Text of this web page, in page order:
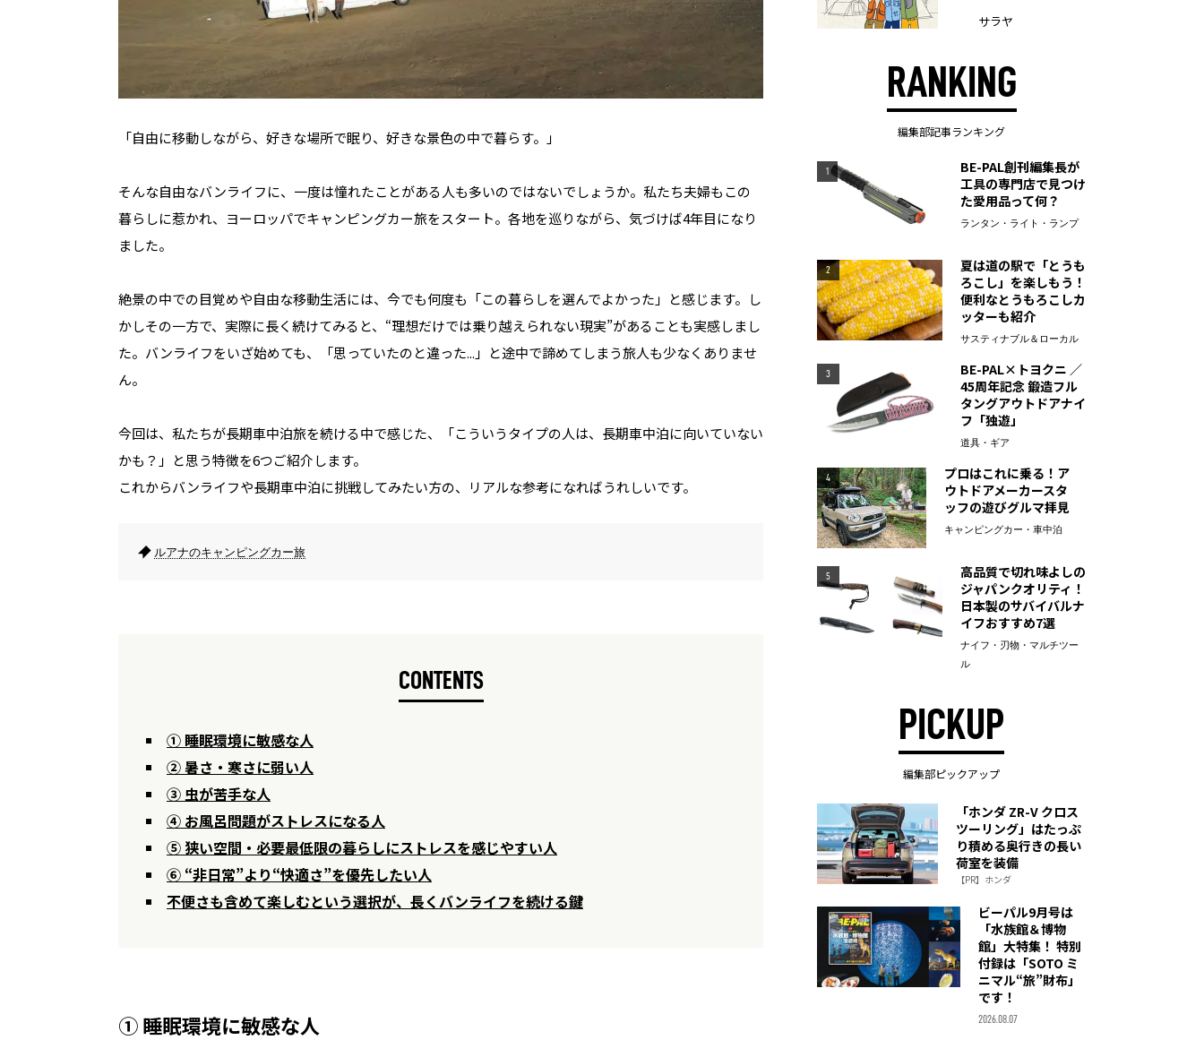
「自由に移動しながら、好きな場所で眠り、好きな景色の中で暮らす。」
そんな自由なバンライフに、一度は憧れたことがある人も多いのではないでしょうか。私たち夫婦もこの
暮らしに惹かれ、ヨーロッパでキャンピングカー旅をスタート。各地を巡りながら、気づけば4年目になり
ました。
絶景の中での目覚めや自由な移動生活には、今でも何度も「この暮らしを選んでよかった」と感じます。し
かしその一方で、実際に長く続けてみると、“理想だけでは乗り越えられない現実”があることも実感しまし
た。バンライフをいざ始めても、「思っていたのと違った...」と途中で諦めてしまう旅人も少なくありませ
ん。
今回は、私たちが長期車中泊旅を続ける中で感じた、「こういうタイプの人は、長期車中泊に向いていない
かも？」と思う特徴を6つご紹介します。
これからバンライフや長期車中泊に挑戦してみたい方の、リアルな参考になればうれしいです。
ルアナのキャンピングカー旅
CONTENTS
① 睡眠環境に敏感な人
② 暑さ・寒さに弱い人
③ 虫が苦手な人
④ お風呂問題がストレスになる人
⑤ 狭い空間・必要最低限の暮らしにストレスを感じやすい人
⑥ “非日常”より“快適さ”を優先したい人
不便さも含めて楽しむという選択が、長くバンライフを続ける鍵
① 睡眠環境に敏感な人
サラヤ
RANKING
編集部記事ランキング
1
BE-PAL創刊編集長が
工具の専門店で見つけ
た愛用品って何？
ランタン・ライト・ランプ
2
夏は道の駅で「とうも
ろこし」を楽しもう！
便利なとうもろこしカ
ッターも紹介
サスティナブル＆ローカル
3
BE-PAL×トヨクニ ／
45周年記念 鍛造フル
タングアウトドアナイ
フ「独遊」
道具・ギア
4
プロはこれに乗る！ア
ウトドアメーカースタ
ッフの遊びグルマ拝見
キャンピングカー・車中泊
5
高品質で切れ味よしの
ジャパンクオリティ！
日本製のサバイバルナ
イフおすすめ7選
ナイフ・刃物・マルチツー
ル
PICKUP
編集部ピックアップ
「ホンダ ZR-V クロス
ツーリング」はたっぷ
り積める奥行きの長い
荷室を装備
【PR】ホンダ
ビーパル9月号は
「水族館＆博物
館」大特集！ 特別
付録は「SOTO ミ
ニマル“旅”財布」
です！
2026.08.07